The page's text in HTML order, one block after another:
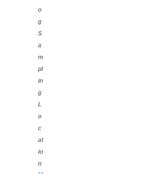
o
g
S
a
m
pl
in
g
L
o
c
at
io
n